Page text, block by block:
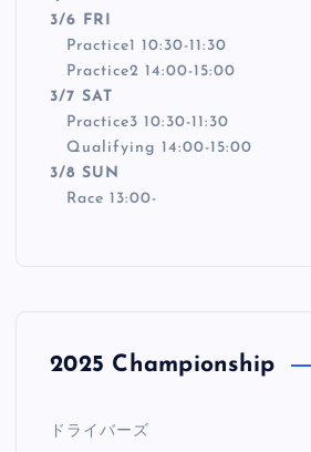
3/6 FRI
Practice1 10:30-11:30
Practice2 14:00-15:00
3/7 SAT
Practice3 10:30-11:30
Qualifying 14:00-15:00
3/8 SUN
Race 13:00-
2025 Championship
ドライバーズ